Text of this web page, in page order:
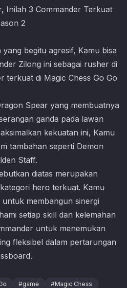
begitu agresif, Kamu bisa
Zilong ini sebagai rusher di
terkuat di Magic Chess Go Go
Spear yang membuatnya
ganda pada lawan
kekuatan ini, Kamu
tambahan seperti Demon
Staff.
diatas merupakan
hero terkuat. Kamu
membangun sinergi
setiap skill dan kelemahan
untuk menemukan
fleksibel dalam pertarungan
#game #Magic Chess